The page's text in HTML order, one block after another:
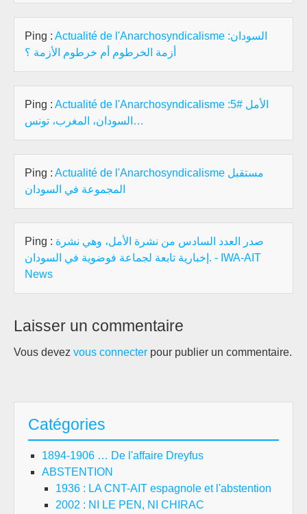
Ping : Actualité de l'Anarchosyndicalisme السودان:
أزمة الخرطوم أم خرطوم الأزمة ؟
Ping : Actualité de l'Anarchosyndicalisme الأمل #5:
السودان، المغرب، تونس…
Ping : Actualité de l'Anarchosyndicalisme مستقبل
المجموعة في السودان
Ping : صدر العدد السادس من نشرة الأمل، وهي نشرة
إخبارية تابعة لجماعة فوضوية في السودان. - IWA-AIT
News
Laisser un commentaire
Vous devez vous connecter pour publier un commentaire.
Catégories
1894-1906 … De l'affaire Dreyfus
ABSTENTION
1936 : LA CNT-AIT espagnole et l'abstention
2002 : NI LE PEN, NI CHIRAC